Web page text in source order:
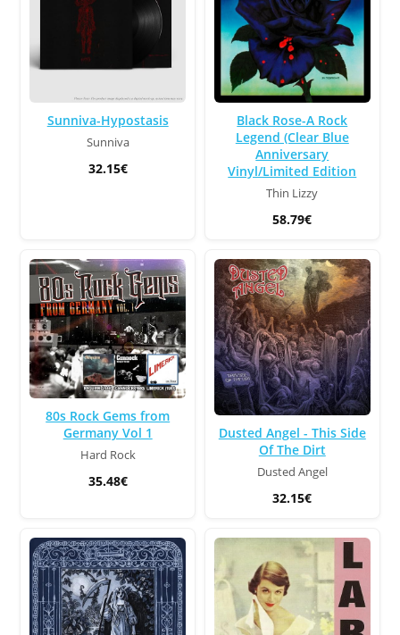
Sunniva-Hypostasis
Sunniva
32.15€
Black Rose-A Rock
Legend (Clear Blue
Anniversary
Vinyl/Limited Edition
Thin Lizzy
58.79€
80s Rock Gems from
Germany Vol 1
Hard Rock
35.48€
Dusted Angel - This Side
Of The Dirt
Dusted Angel
32.15€